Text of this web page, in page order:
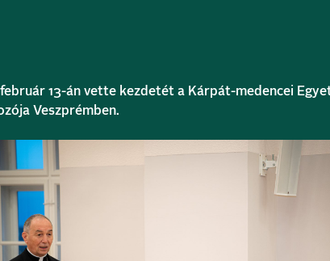
13-án vette kezdetét a Kárpát-medencei
Veszprémben.